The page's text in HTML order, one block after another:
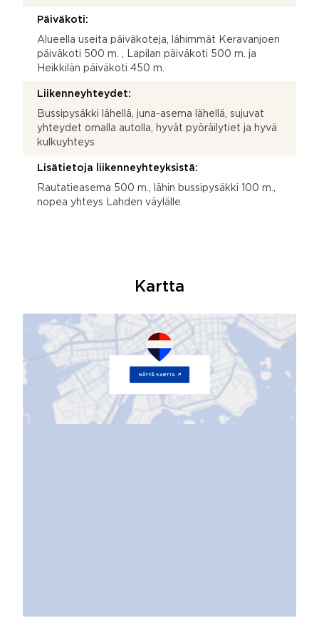
Päiväkoti:
Alueella useita päiväkoteja, lähimmät Keravanjoen
päiväkoti 500 m. , Lapilan päiväkoti 500 m. ja
Heikkilän päiväkoti 450 m.
Liikenneyhteydet:
Bussipysäkki lähellä, juna-asema lähellä, sujuvat
yhteydet omalla autolla, hyvät pyöräilytiet ja hyvä
kulkuyhteys
Lisätietoja liikenneyhteyksistä:
Rautatieasema 500 m., lähin bussipysäkki 100 m.,
nopea yhteys Lahden väylälle.
Kartta